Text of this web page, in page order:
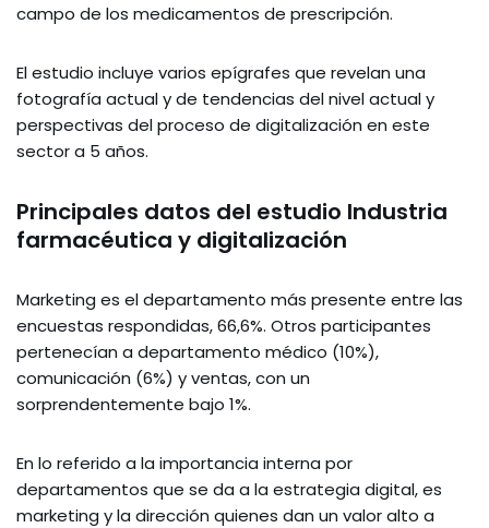
campo de los medicamentos de prescripción.
El estudio incluye varios epígrafes que revelan una
fotografía actual y de tendencias del nivel actual y
perspectivas del proceso de digitalización en este
sector a 5 años.
Principales datos del estudio Industria
farmacéutica y digitalización
Marketing es el departamento más presente entre las
encuestas respondidas, 66,6%. Otros participantes
pertenecían a departamento médico (10%),
comunicación (6%) y ventas, con un
sorprendentemente bajo 1%.
En lo referido a la importancia interna por
departamentos que se da a la estrategia digital, es
marketing y la dirección quienes dan un valor alto a